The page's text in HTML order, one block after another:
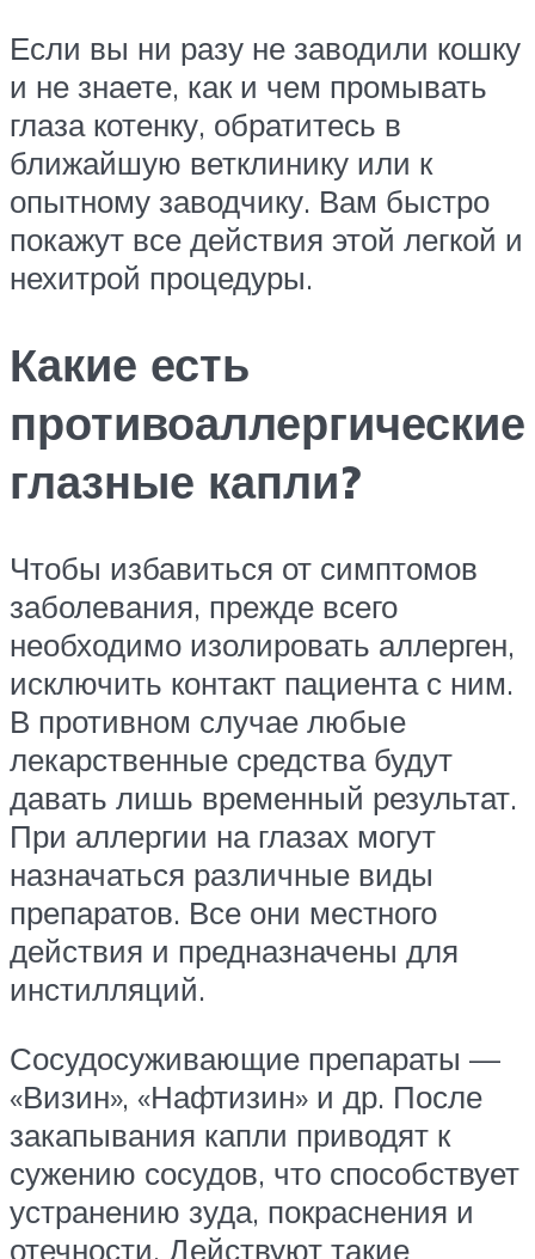
Если вы ни разу не заводили кошку
и не знаете, как и чем промывать
глаза котенку, обратитесь в
ближайшую ветклинику или к
опытному заводчику. Вам быстро
покажут все действия этой легкой и
нехитрой процедуры.
Какие есть
противоаллергические
глазные капли?
Чтобы избавиться от симптомов
заболевания, прежде всего
необходимо изолировать аллерген,
исключить контакт пациента с ним.
В противном случае любые
лекарственные средства будут
давать лишь временный результат.
При аллергии на глазах могут
назначаться различные виды
препаратов. Все они местного
действия и предназначены для
инстилляций.
Сосудосуживающие препараты —
«Визин», «Нафтизин» и др. После
закапывания капли приводят к
сужению сосудов, что способствует
устранению зуда, покраснения и
отечности. Действуют такие